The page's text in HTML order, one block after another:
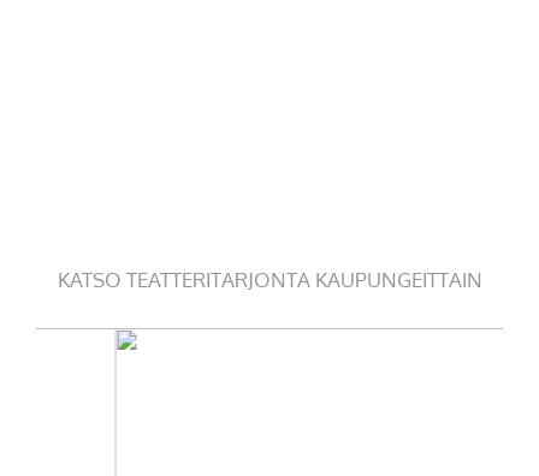
KATSO TEATTERITARJONTA KAUPUNGEITTAIN